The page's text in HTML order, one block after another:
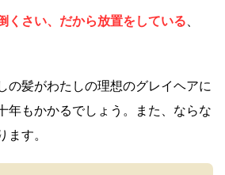
くさい、だから放置をしている、
の髪がわたしの理想のグレイヘアに
年もかかるでしょう。また、ならな
す。